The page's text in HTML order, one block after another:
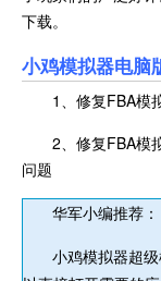
下载。
小鸡模拟器电脑
1、修复FBA模
2、修复FBA模
问题
华军小编推荐：
小鸡模拟器超